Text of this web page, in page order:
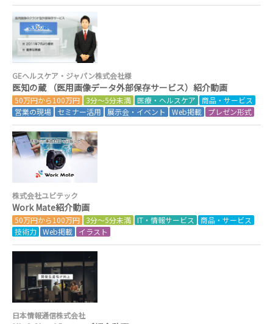
GEヘルスケア・ジャパン株式会社様
医知の蔵 （医用画像データ外部保存サービス）紹介動画
50万円から100万円 3分～5分未満 医療・ヘルスケア
商品・サービス
営業の現場
セミナー活用 展示会・イベント Web掲載 プレゼン形式
株式会社ユビテック
Work Mate紹介動画
50万円から100万円 3分～5分未満 IT・情報サービス
商品・サービス
技術力 Web掲載 イラスト
日本情報通信株式会社